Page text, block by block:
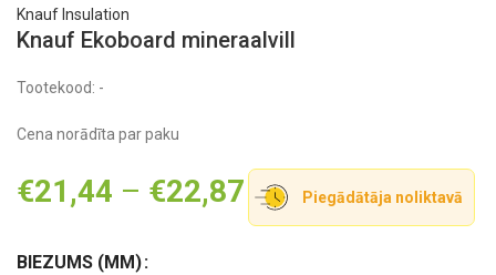
Knauf Insulation
Knauf Ekoboard mineraalvill
Tootekood: -
Cena norādīta par paku
€21,44 – €22,87 Piegādātāja noliktavā
BIEZUMS (MM)